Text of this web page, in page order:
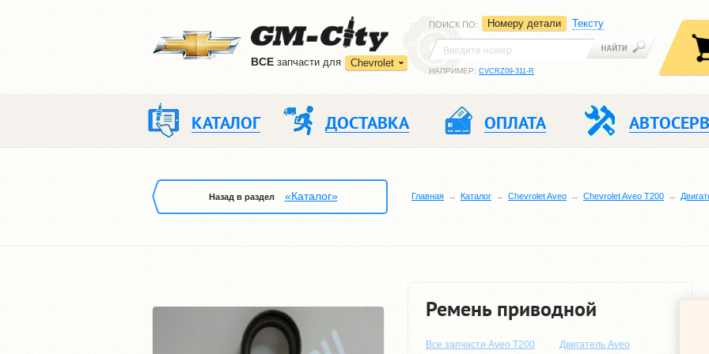
ВCE запчасти для Chevrolet
ПОИСК ПО: Номеру детали Тексту
НАПРИМЕР: CVCRZ09-311-R
КАТАЛОГ ДОСТАВКА ОПЛАТА
Назад в раздел «Каталог» Главная Каталог Chevrolet Aveo Chevrolet Aveo T200
Ремень приводной
Все запчасти Aveo T200
Двигатель Aveo